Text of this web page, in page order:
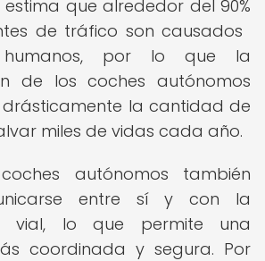
que alrededor del 90%
de tráfico son causados
por lo que la
de los coches autónomos
la cantidad de
miles de vidas cada año.
autónomos también
entre sí y con la
vial, lo que permite una
coordinada y segura. Por